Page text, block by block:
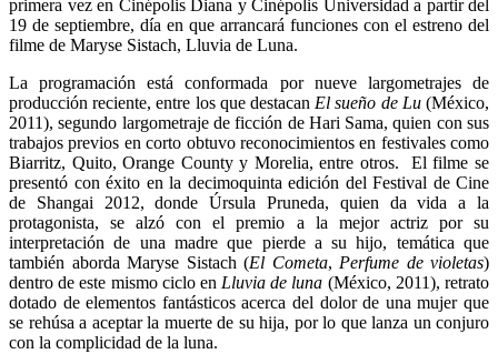
primera vez en Cinépolis Diana y Cinépolis Universidad a partir del
19 de septiembre, día en que arrancará funciones con el estreno del
filme de Maryse Sistach, Lluvia de Luna.
La programación está conformada por nueve largometrajes de
producción reciente, entre los que destacan El sueño de Lu(México,
2011), segundo largometraje de ficción de Hari Sama, quien con sus
trabajos previos en corto obtuvo reconocimientos en festivales como
Biarritz, Quito, Orange County y Morelia, entre otros. El filme se
presentó con éxito en la decimoquinta edición del Festival de Cine
de Shangai 2012, donde Úrsula Pruneda, quien da vida a la
protagonista, se alzó con el premio a la mejor actriz por su
interpretación de una madre que pierde a su hijo, temática que
también aborda Maryse Sistach (El Cometa, Perfume de violetas)
dentro de este mismo ciclo en Lluvia de luna (México, 2011), retrato
dotado de elementos fantásticos acerca del dolor de una mujer que
se rehúsa a aceptar la muerte de su hija, por lo que lanza un conjuro
con la complicidad de la luna.